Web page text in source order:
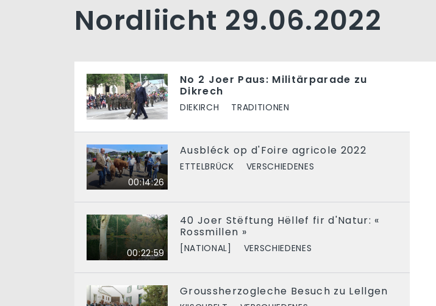
Nordliicht 29.06.2022
No 2 Joer Paus: Militärparade zu
Dikrech
DIEKIRCH TRADITIONEN
00:14:26
Ausbléck op d'Foire agricole 2022
ETTELBRÜCK VERSCHIEDENES
00:22:59
40 Joer Stëftung Hëllef fir d'Natur: «
Rossmillen »
[NATIONAL] VERSCHIEDENES
Groussherzogleche Besuch zu Lellgen